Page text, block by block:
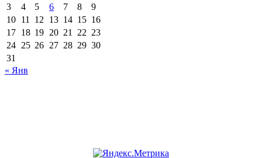
3
4 5 6 7 8
9
10 11 12 13 14 15 16
17 18 19 20 21 22 23
24 25 26 27 28 29 30
31
« Янв